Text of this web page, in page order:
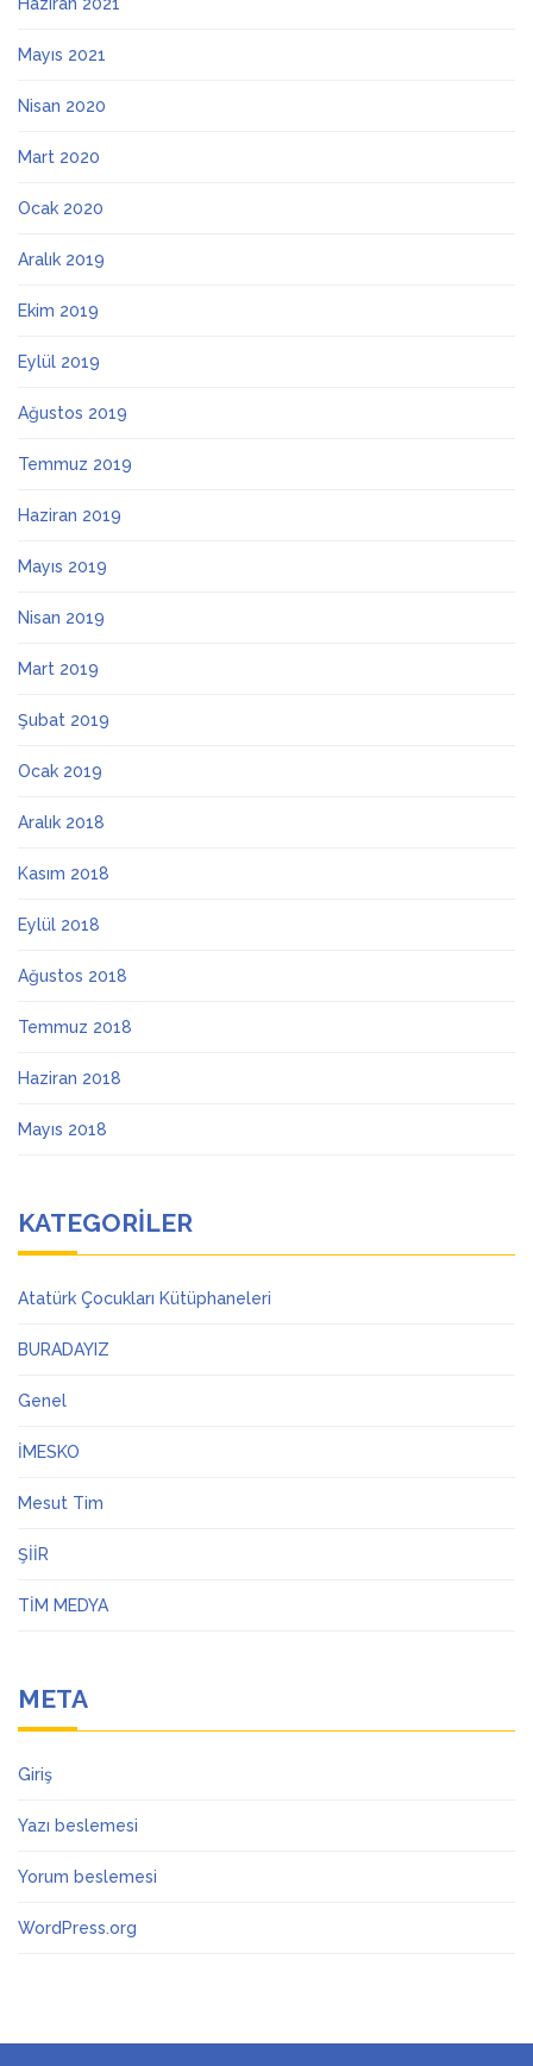
Mayıs 2021
Nisan 2020
Mart 2020
Ocak 2020
Aralık 2019
Ekim 2019
Eylül 2019
Ağustos 2019
Temmuz 2019
Haziran 2019
Mayıs 2019
Nisan 2019
Mart 2019
Şubat 2019
Ocak 2019
Aralık 2018
Kasım 2018
Eylül 2018
Ağustos 2018
Temmuz 2018
Haziran 2018
Mayıs 2018
KATEGORILER
Atatürk Çocukları Kütüphaneleri
BURADAYIZ
Genel
İMESKO
Mesut Tim
ŞİİR
TİM MEDYA
META
Giriş
Yazı beslemesi
Yorum beslemesi
WordPress.org